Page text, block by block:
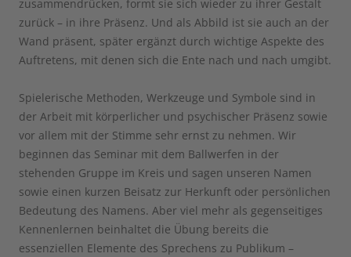
zusammendrücken, formt sie sich wieder zu ihrer Gestalt
zurück – in ihre Präsenz. Und als Abbild ist sie auch an der
Wand präsent, später ergänzt durch wichtige Aspekte des
Auftretens, mit denen sich die Ente nach und nach umgibt.
Spielerische Methoden, Werkzeuge und Symbole sind in
der Arbeit mit körperlicher und psychischer Präsenz sowie
vor allem mit der Stimme sehr ernst zu nehmen. Wir
beginnen das Seminar mit dem Ballwerfen in der
stehenden Gruppe im Kreis und sagen unseren Namen
sowie einen kurzen Beisatz zur Herkunft oder persönlichen
Bedeutung des Namens. Aber viel mehr als gegenseitiges
Kennenlernen beinhaltet die Übung bereits die
essenziellen Elemente des Sprechens zu Publikum –